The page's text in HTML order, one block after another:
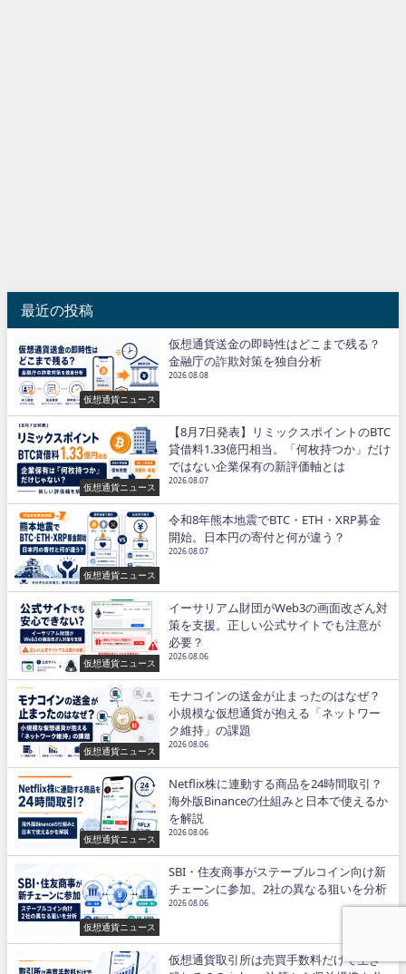
最近の投稿
仮想通貨ニュース
仮想通貨送金の即時性はどこまで残る？
金融庁の詐欺対策を独自分析
2026.08.08
仮想通貨ニュース
【8月7日発表】リミックスポイントのBTC
貸借料1.33億円相当。「何枚持つか」だけ
ではない企業保有の新評価軸とは
2026.08.07
仮想通貨ニュース
令和8年熊本地震でBTC・ETH・XRP募金
開始。日本円の寄付と何が違う？
2026.08.07
仮想通貨ニュース
イーサリアム財団がWeb3の画面改ざん対
策を支援。正しい公式サイトでも注意が
必要？
2026.08.06
仮想通貨ニュース
モナコインの送金が止まったのはなぜ？
小規模な仮想通貨が抱える「ネットワー
ク維持」の課題
2026.08.06
仮想通貨ニュース
Netflix株に連動する商品を24時間取引？
海外版Binanceの仕組みと日本で使えるか
を解説
2026.08.06
仮想通貨ニュース
SBI・住友商事がステーブルコイン向け新
チェーンに参加。2社の異なる狙いを分析
2026.08.06
仮想通貨取引所は売買手数料だけで生き